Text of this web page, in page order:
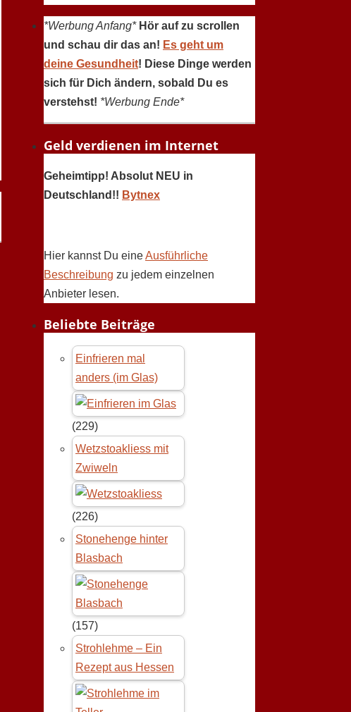
*Werbung Anfang* Hör auf zu scrollen
und schau dir das an! Es geht um
deine Gesundheit! Diese Dinge werden
sich für Dich ändern, sobald Du es
verstehst! *Werbung Ende*
Geld verdienen im Internet
Geheimtipp! Absolut NEU in
Deutschland!! Bytnex
Hier kannst Du eineAusführliche
Beschreibung zu jedem einzelnen
Anbieter lesen.
Beliebte Beiträge
Einfrieren mal
anders (im Glas)
(229)
Wetzstoakliess mit
Zwiweln
(226)
Stonehenge hinter
Blasbach
(157)
Strohlehme – Ein
Rezept aus Hessen